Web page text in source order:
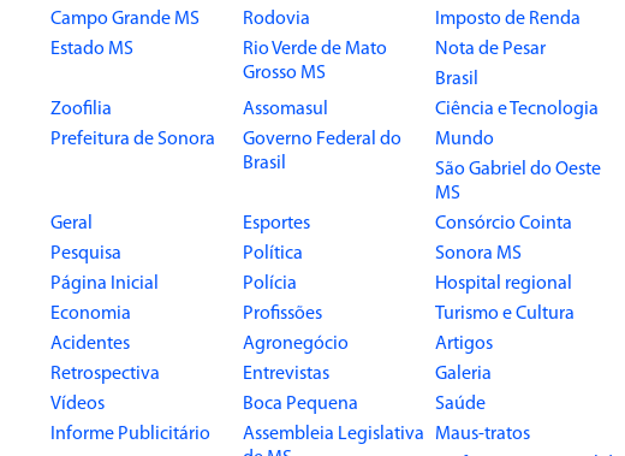
Campo Grande MS
Rodovia
Imposto de Renda
Estado MS
Rio Verde de Mato
Grosso MS
Nota de Pesar
Brasil
Zoofilia
Assomasul
Ciência e Tecnologia
Prefeitura de Sonora
Governo Federal do
Brasil
Mundo
São Gabriel do Oeste
MS
Geral
Esportes
Consórcio Cointa
Pesquisa
Política
Sonora MS
Página Inicial
Polícia
Hospital regional
Economia
Profissões
Turismo e Cultura
Acidentes
Agronegócio
Artigos
Retrospectiva
Entrevistas
Galeria
Vídeos
Boca Pequena
Saúde
Informe Publicitário
Assembleia Legislativa
Maus-tratos